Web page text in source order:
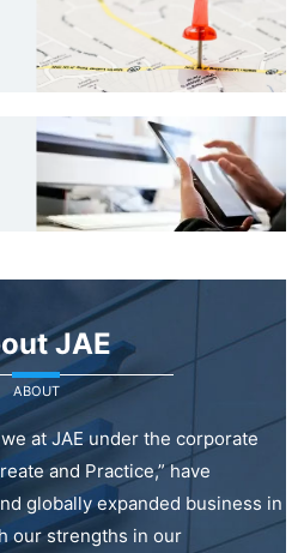
JAE
ABOUT
at JAE under the corporate
and Practice,” have
globally expanded business in
our strengths in our